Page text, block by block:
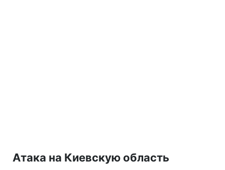
Атака на Киевскую область